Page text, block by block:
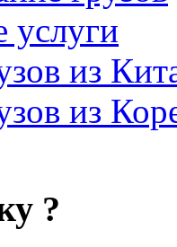
из
из
?